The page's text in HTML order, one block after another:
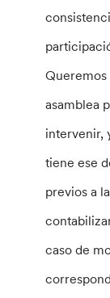
asamblea
intervenir,
tiene ese
previos a
caso de